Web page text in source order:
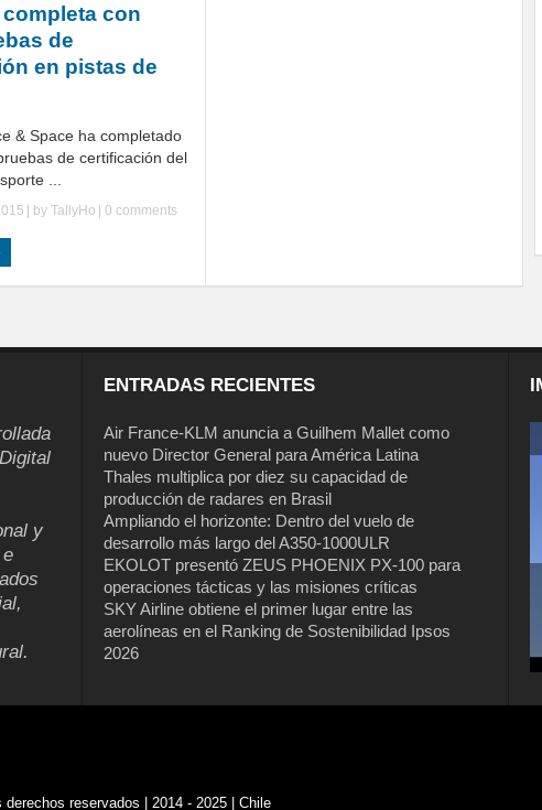
completa con
de
en pistas de
& Space ha completado
de certificación del
...
| by TallyHo | 0 comments
y
ENTRADAS RECIENTES
Air France-KLM anuncia a Guilhem Mallet como
nuevo Director General para América Latina
Thales multiplica por diez su capacidad de
producción de radares en Brasil
Ampliando el horizonte: Dentro del vuelo de
desarrollo más largo del A350-1000ULR
EKOLOT presentó ZEUS PHOENIX PX-100 para
operaciones tácticas y las misiones críticas
SKY Airline obtiene el primer lugar entre las
aerolíneas en el Ranking de Sostenibilidad Ipsos
2026
Air France-KLM anuncia a Guilhem
Mallet como nuevo Director General
para América Latina
reservados | 2014 - 2025 | Chile